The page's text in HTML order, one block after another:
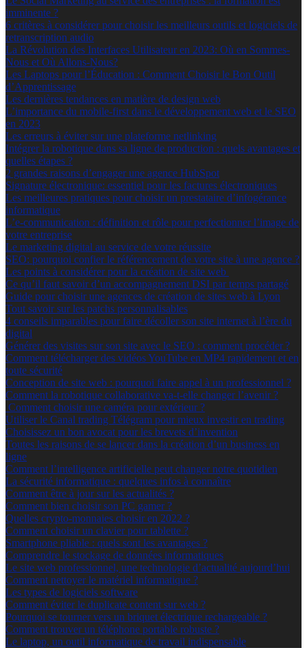
imminente ?
6 critères à considérer pour choisir les meilleurs outils et logiciels de
retranscription audio
La Révolution des Interfaces Utilisateur en 2023: Où en Sommes-
Nous et Où Allons-Nous?
Les Laptops pour l’Éducation : Comment Choisir le Bon Outil
d’Apprentissage
Les dernières tendances en matière de design web
L’importance du mobile-first dans le développement web et le SEO
en 2023
Les erreurs à éviter sur une plateforme netlinking
Intégrer la robotique dans sa ligne de production : quels avantages et
quelles étapes ?
2 grandes raisons d’engager une agence HubSpot
Signature électronique: essentiel pour les factures électroniques
Les meilleures pratiques pour choisir un prestataire d’infogérance
informatique
L’e-communication : définition et rôle pour perfectionner l’image de
votre entreprise
Le marketing digital au service de votre réussite
SEO: pourquoi confier le référencement de votre site à une agence ?
Les points à considérer pour la création de site web
Ce qu’il faut savoir d’un accompagnement DSI par temps partagé
Guide pour choisir une agences de création de sites web à Lyon
Tout savoir sur les patchs personnalisables
4 conseils imparables pour faire décoller son site internet à l’ère du
digital
Générer des visites sur son site avec le SEO : comment procéder ?
Comment télécharger des vidéos YouTube en MP4 rapidement et en
toute sécurité
Conception de site web : pourquoi faire appel à un professionnel ?
Comment la robotique collaborative va-t-elle changer l’avenir ?
Comment choisir une caméra pour extérieur ?
Utiliser le Canal trading Télégram pour mieux investir en trading
Choisissez un bon avocat pour les brevets d’invention
Toutes les raisons de se lancer dans la création d’un business en
ligne
Comment l’intelligence artificielle peut changer notre quotidien
La sécurité informatique : quelques infos à connaître
Comment être à jour sur les actualités ?
Comment bien choisir son PC gamer ?
Quelles crypto-monnaies choisir en 2022 ?
Comment choisir un clavier pour tablette ?
Smartphone pliable : quels sont les avantages ?
Comprendre le stockage de données informatiques
Le site web professionnel, une technologie d’actualité aujourd’hui
Comment nettoyer le matériel informatique ?
Les types de logiciels software
Comment éviter le duplicate content sur web ?
Pourquoi se tourner vers un briquet électrique rechargeable ?
Comment trouver un téléphone portable robuste ?
Le laptop, un outil informatique de travail indispensable